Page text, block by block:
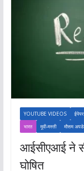
YOUTUBE VIDEOS ईपेपर
भारत
मूवी-मस्ती मौसम
आईसीएआई ने
घोषित